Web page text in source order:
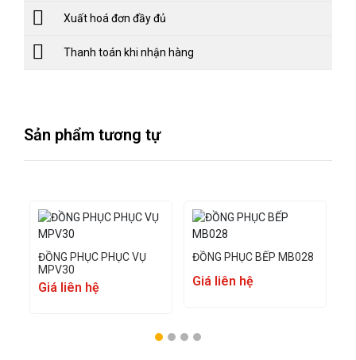
Xuất hoá đơn đầy đủ
Thanh toán khi nhận hàng
Sản phẩm tương tự
ĐỒNG PHỤC PHỤC VỤ
MPV30
Giá liên hệ
ĐỒNG PHỤC BẾP MB028
Giá liên hệ